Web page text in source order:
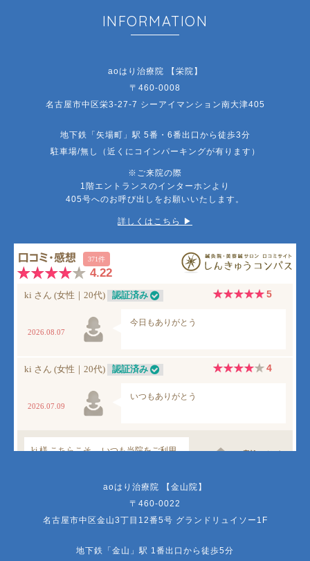
INFORMATION
aoはり治療院 【栄院】
〒460-0008
名古屋市中区栄3-27-7 シーアイマンション南大津405
地下鉄「矢場町」駅 5番・6番出口から徒歩3分
駐車場/無し（近くにコインパーキングが有ります）
※ご来院の際
1階エントランスのインターホンより
405号へのお呼び出しをお願いいたします。
詳しくはこちら ▶︎
aoはり治療院 【金山院】
〒460-0022
名古屋市中区金山3丁目12番5号 グランドリュイソー1F
地下鉄「金山」駅 1番出口から徒歩5分